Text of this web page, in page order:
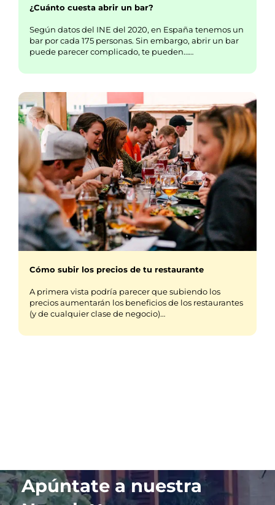
¿Cuánto cuesta abrir un bar?
Según datos del INE del 2020, en España tenemos un
bar por cada 175 personas. Sin embargo, abrir un bar
puede parecer complicado, te pueden……
Cómo subir los precios de tu restaurante
A primera vista podría parecer que subiendo los
precios aumentarán los beneficios de los restaurantes
(y de cualquier clase de negocio)…
Apúntate a nuestra